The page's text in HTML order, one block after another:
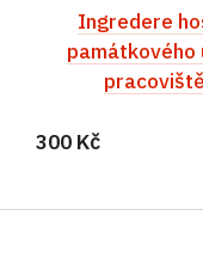
Ingredere
památkového
300 Kč